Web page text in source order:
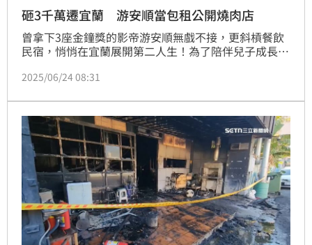
砸3千萬遷宜蘭 游安順當包租公開燒肉店
曾拿下3座金鐘獎的影帝游安順無戲不接，更斜槓餐飲
民宿，悄悄在宜蘭展開第二人生！為了陪伴兒子成長，
投資燒肉店，3個月營收就衝破200萬元，笑說：「以
錢。」
2025/06/24 08:31